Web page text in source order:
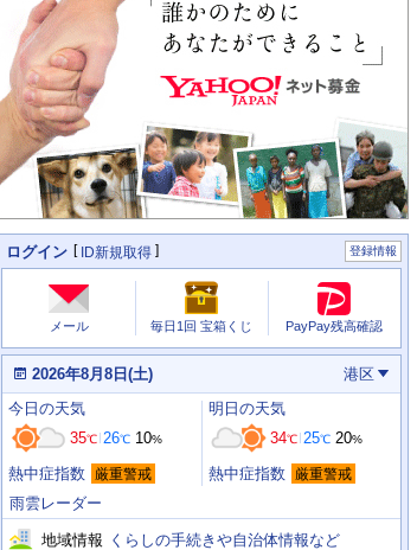
個
人
情
報
ログイン ID新規取得 登録情報
あ
た
の
ス
ス
メール 毎日1回 宝箱くじ PayPay残高確認
本
日
の
天
気
、
運
情
報
2026年8月8日(土) 港区
今
日
明
日
の
天
気
今日 の天気
35℃ 26℃ 10%
熱中症指数 厳重警戒
明日 の天気
34℃ 25℃ 20%
熱中症指数 厳重警戒
雨雲レーダー
地域情報 くらしの手続きや自治体情報など